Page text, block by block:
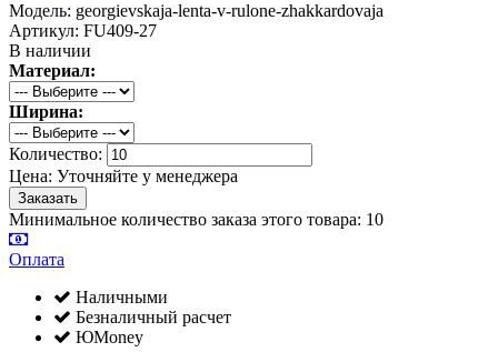
Модель: georgievskaja-lenta-v-rulone-zhakkardovaja
Артикул: FU409-27
В наличии
Материал:
Ширина:
Количество:
Цена: Уточняйте у менеджера
Минимальное количество заказа этого товара: 10
Оплата
Наличными
Безналичный расчет
ЮMoney